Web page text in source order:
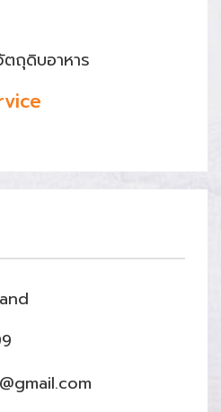
ถุดิบอาหาร